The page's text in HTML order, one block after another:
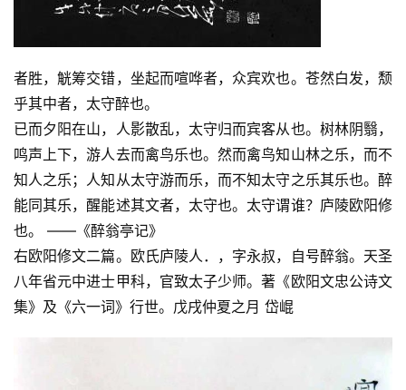
者胜，觥筹交错，坐起而喧哗者，众宾欢也。苍然白发，颓
乎其中者，太守醉也。
已而夕阳在山，人影散乱，太守归而宾客从也。树林阴翳，
鸣声上下，游人去而禽鸟乐也。然而禽鸟知山林之乐，而不
知人之乐；人知从太守游而乐，而不知太守之乐其乐也。醉
能同其乐，醒能述其文者，太守也。太守谓谁？庐陵欧阳修
也。 ——《醉翁亭记》
右欧阳修文二篇。欧氏庐陵人．，字永叔，自号醉翁。天圣
八年省元中进士甲科，官致太子少师。著《欧阳文忠公诗文
集》及《六一词》行世。戊戌仲夏之月 岱崐